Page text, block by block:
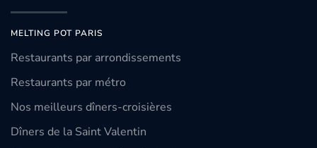
MELTING POT PARIS
Restaurants par arrondissements
Restaurants par métro
Nos meilleurs dîners-croisières
Dîners de la Saint Valentin